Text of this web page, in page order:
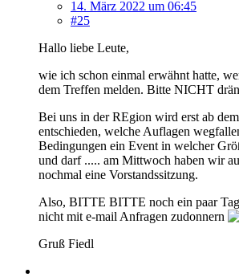
14. März 2022 um 06:45
#25
Hallo liebe Leute,
wie ich schon einmal erwähnt hatte,
dem Treffen melden. Bitte NICHT
Bei uns in der REgion wird erst ab
entschieden, welche Auflagen
Bedingungen ein Event in welcher
und darf ..... am Mittwoch haben wir
nochmal eine Vorstandssitzung.
Also, BITTE BITTE noch ein paar
nicht mit e-mail Anfragen zudonnern
Gruß Fiedl